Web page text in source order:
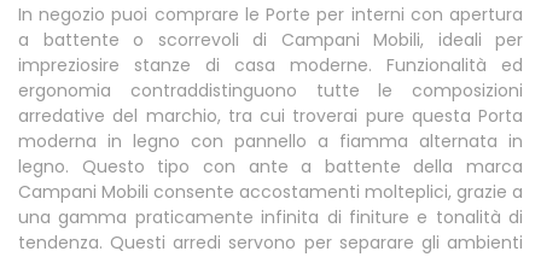
In negozio puoi comprare le Porte per interni con apertura
a battente o scorrevoli di Campani Mobili, ideali per
impreziosire stanze di casa moderne. Funzionalità ed
ergonomia contraddistinguono tutte le composizioni
arredative del marchio, tra cui troverai pure questa Porta
moderna in legno con pannello a fiamma alternata in
legno. Questo tipo con ante a battente della marca
Campani Mobili consente accostamenti molteplici, grazie a
una gamma praticamente infinita di finiture e tonalità di
tendenza. Questi arredi servono per separare gli ambienti